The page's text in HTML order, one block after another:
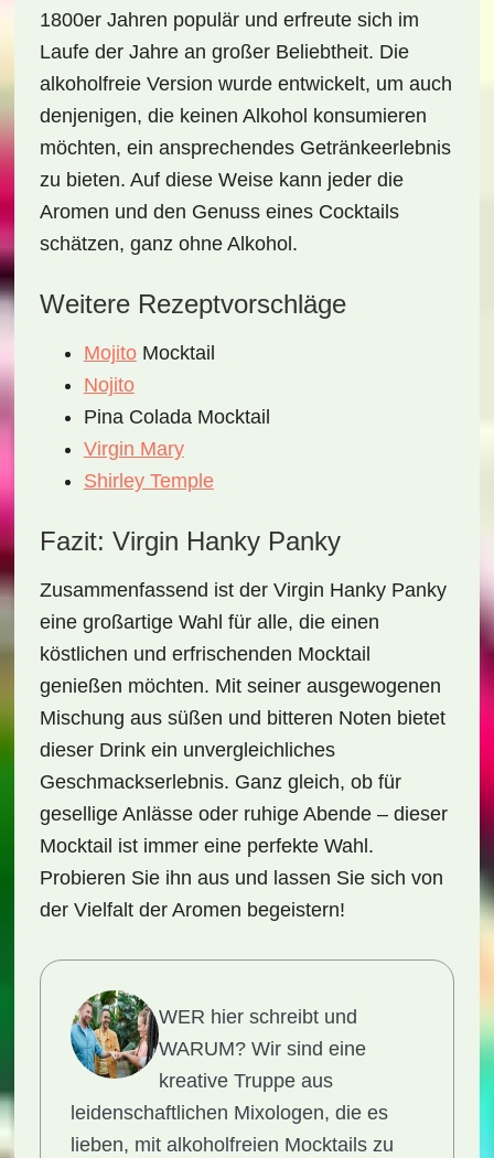
1800er Jahren populär und erfreute sich im
Laufe der Jahre an großer Beliebtheit. Die
alkoholfreie Version wurde entwickelt, um auch
denjenigen, die keinen Alkohol konsumieren
möchten, ein ansprechendes Getränkeerlebnis
zu bieten. Auf diese Weise kann jeder die
Aromen und den Genuss eines Cocktails
schätzen, ganz ohne Alkohol.
Weitere Rezeptvorschläge
MojitoMocktail
Nojito
Pina Colada Mocktail
Virgin Mary
Shirley Temple
Fazit: Virgin Hanky Panky
Zusammenfassend ist der Virgin Hanky Panky
eine großartige Wahl für alle, die einen
köstlichen und erfrischenden Mocktail
genießen möchten. Mit seiner ausgewogenen
Mischung aus süßen und bitteren Noten bietet
dieser Drink ein unvergleichliches
Geschmackserlebnis. Ganz gleich, ob für
gesellige Anlässe oder ruhige Abende – dieser
Mocktail ist immer eine perfekte Wahl.
Probieren Sie ihn aus und lassen Sie sich von
der Vielfalt der Aromen begeistern!
WER hier schreibt und
WARUM?Wir sind eine
kreative Truppe aus
leidenschaftlichen Mixologen, die es
lieben, mit alkoholfreien Mocktails zu